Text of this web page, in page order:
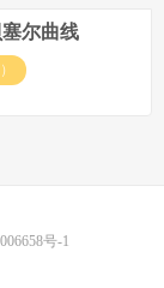
塞尔曲线
号-1